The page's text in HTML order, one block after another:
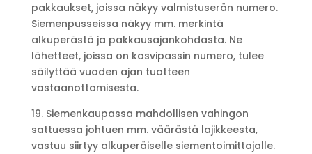
pakkaukset, joissa näkyy valmistuserän numero.
Siemenpusseissa näkyy mm. merkintä
alkuperästä ja pakkausajankohdasta. Ne
lähetteet, joissa on kasvipassin numero, tulee
säilyttää vuoden ajan tuotteen
vastaanottamisesta.
19. Siemenkaupassa mahdollisen vahingon
sattuessa johtuen mm. väärästä lajikkeesta,
vastuu siirtyy alkuperäiselle siementoimittajalle.